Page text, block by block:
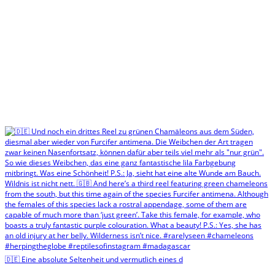
🇩🇪 Eine absolute Seltenheit und vermutlich eines d